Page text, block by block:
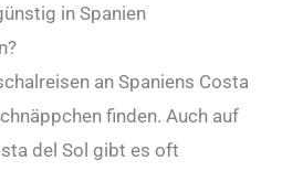
in Spanien
an Spaniens Costa
finden. Auch auf
del Sol gibt es oft